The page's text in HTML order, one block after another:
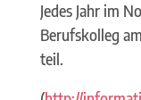
Jedes Jahr im
Berufskolleg am
teil.